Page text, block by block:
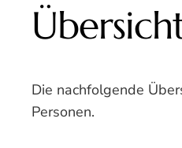
Die nachfolgende
Personen.